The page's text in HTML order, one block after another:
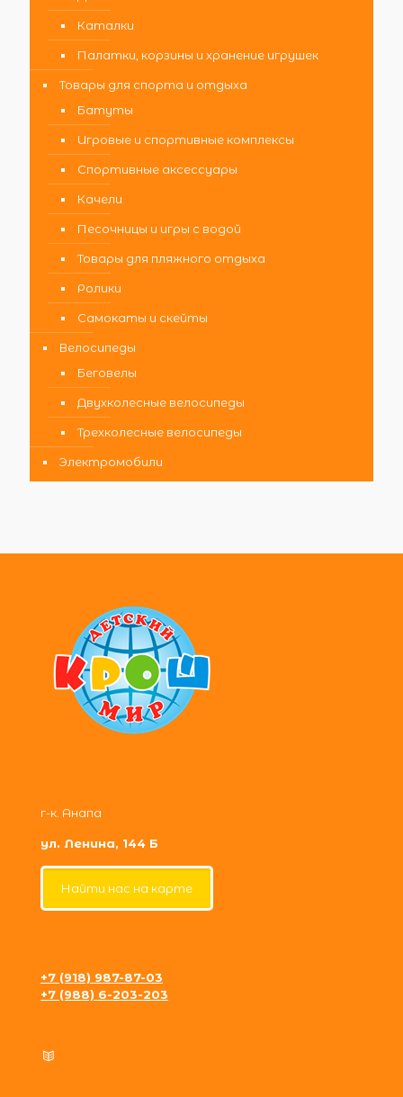
Каталки
Палатки, корзины и хранение игрушек
Товары для спорта и отдыха
Батуты
Игровые и спортивные комплексы
Спортивные аксессуары
Качели
Песочницы и игры с водой
Товары для пляжного отдыха
Ролики
Самокаты и скейты
Велосипеды
Беговелы
Двухколесные велосипеды
Трехколесные велосипеды
Электромобили
г-к. Анапа
ул. Ленина, 144 Б
Найти нас на карте
+7 (918) 987-87-03
+7 (988) 6-203-203